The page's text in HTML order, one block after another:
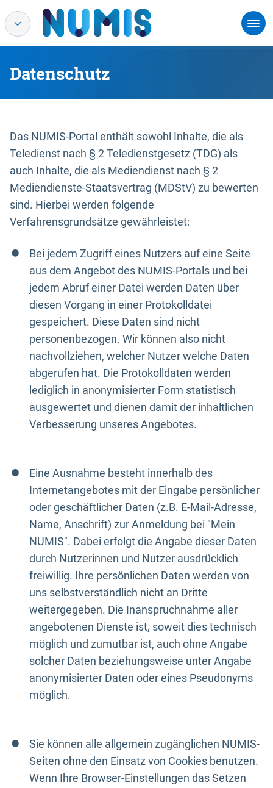
Datenschutz
Das NUMIS-Portal enthält sowohl Inhalte, die als
Teledienst nach § 2 Teledienstgesetz (TDG) als
auch Inhalte, die als Mediendienst nach § 2
Mediendienste-Staatsvertrag (MDStV) zu bewerten
sind. Hierbei werden folgende
Verfahrensgrundsätze gewährleistet:
Bei jedem Zugriff eines Nutzers auf eine Seite
aus dem Angebot des NUMIS-Portals und bei
jedem Abruf einer Datei werden Daten über
diesen Vorgang in einer Protokolldatei
gespeichert. Diese Daten sind nicht
personenbezogen. Wir können also nicht
nachvollziehen, welcher Nutzer welche Daten
abgerufen hat. Die Protokolldaten werden
lediglich in anonymisierter Form statistisch
ausgewertet und dienen damit der inhaltlichen
Verbesserung unseres Angebotes.
Eine Ausnahme besteht innerhalb des
Internetangebotes mit der Eingabe persönlicher
oder geschäftlicher Daten (z.B. E-Mail-Adresse,
Name, Anschrift) zur Anmeldung bei "Mein
NUMIS". Dabei erfolgt die Angabe dieser Daten
durch Nutzerinnen und Nutzer ausdrücklich
freiwillig. Ihre persönlichen Daten werden von
uns selbstverständlich nicht an Dritte
weitergegeben. Die Inanspruchnahme aller
angebotenen Dienste ist, soweit dies technisch
möglich und zumutbar ist, auch ohne Angabe
solcher Daten beziehungsweise unter Angabe
anonymisierter Daten oder eines Pseudonyms
möglich.
Sie können alle allgemein zugänglichen NUMIS-
Seiten ohne den Einsatz von Cookies benutzen.
Wenn Ihre Browser-Einstellungen das Setzen